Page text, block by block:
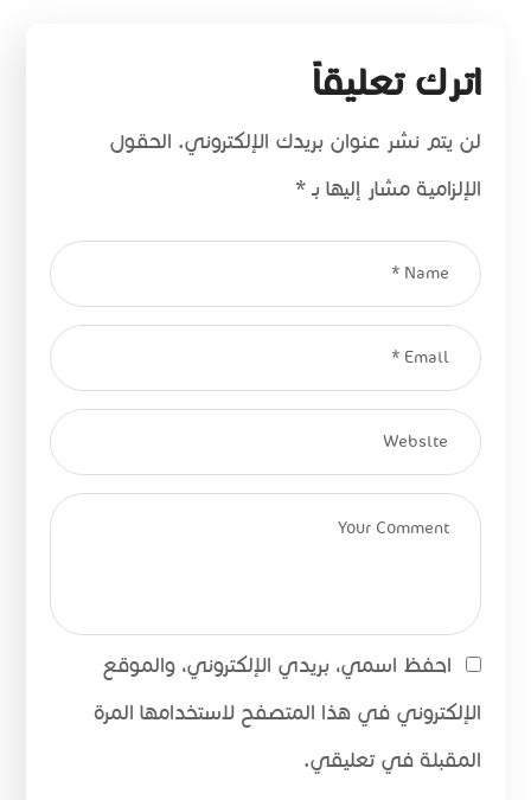
اترك تعليقاً
لن يتم نشر عنوان بريدك الإلكتروني. الحقول
الإلزامية مشار إليها بـ*
احفظ اسمي، بريدي الإلكتروني، والموقع
الإلكتروني في هذا المتصفح لاستخدامها المرة
المقبلة في تعليقي.